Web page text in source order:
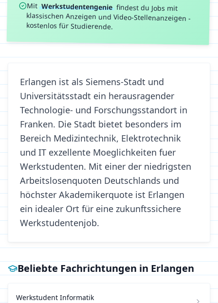
MitWerkstudentengeniefindest du Jobs mit
klassischen Anzeigen und Video-Stellenanzeigen -
kostenlos für Studierende.
Erlangen ist als Siemens-Stadt und
Universitätsstadt ein herausragender
Technologie- und Forschungsstandort in
Franken. Die Stadt bietet besonders im
Bereich Medizintechnik, Elektrotechnik
und IT exzellente Moeglichkeiten fuer
Werkstudenten. Mit einer der niedrigsten
Arbeitslosenquoten Deutschlands und
höchster Akademikerquote ist Erlangen
ein idealer Ort für eine zukunftssichere
Werkstudentenjob.
Beliebte Fachrichtungen in Erlangen
Werkstudent Informatik